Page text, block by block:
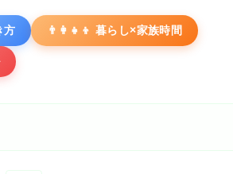
方 👨‍👩‍👧‍👦 暮らし×家族時間